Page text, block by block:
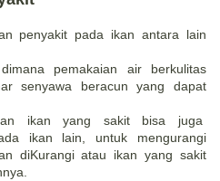
penyakit pada ikan antara lain
pemakaian air berkulitas
senyawa beracun yang dapat
ikan yang sakit bisa juga
ikan lain, untuk mengurangi
diKurangi atau ikan yang sakit